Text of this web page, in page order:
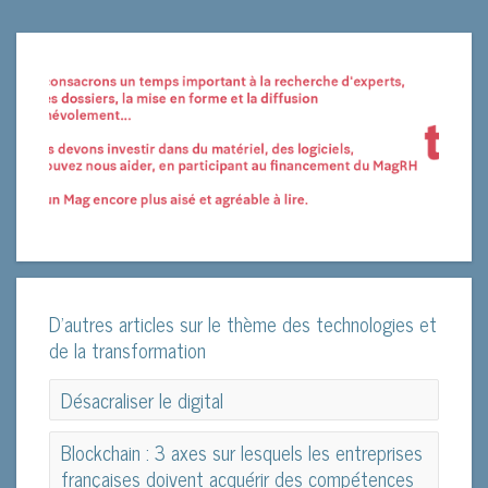
D'autres articles sur le thème des technologies et
de la transformation
Désacraliser le digital
Désacraliser le digital
Blockchain : 3 axes sur lesquels les entreprises
françaises doivent acquérir des compétences